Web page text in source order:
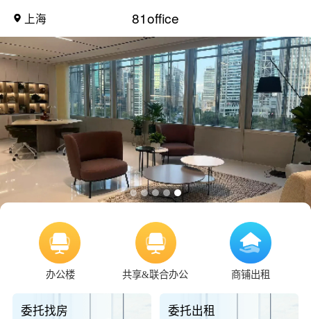
上海 81office
办公楼 共享&联合办公 商铺出租
委托找房 委托出租